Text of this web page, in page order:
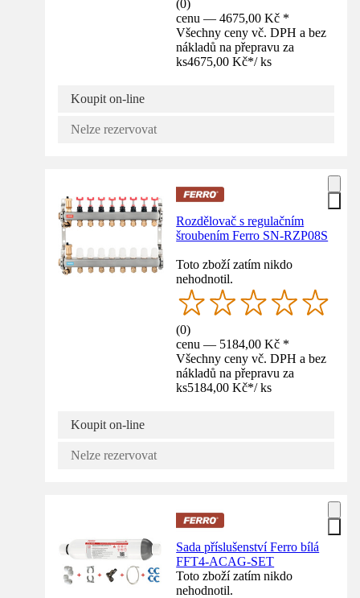
(0)
cenu — 4675,00 Kč *
Všechny ceny vč. DPH a bez
nákladů na přepravu za
ks4675,00 Kč*/ ks
Koupit on-line
Nelze rezervovat
Rozdělovač s regulačním
šroubením Ferro SN-RZP08S
Toto zboží zatím nikdo
nehodnotil.
(0)
cenu — 5184,00 Kč *
Všechny ceny vč. DPH a bez
nákladů na přepravu za
ks5184,00 Kč*/ ks
Koupit on-line
Nelze rezervovat
Sada příslušenství Ferro bílá
FFT4-ACAG-SET
Toto zboží zatím nikdo
nehodnotil.